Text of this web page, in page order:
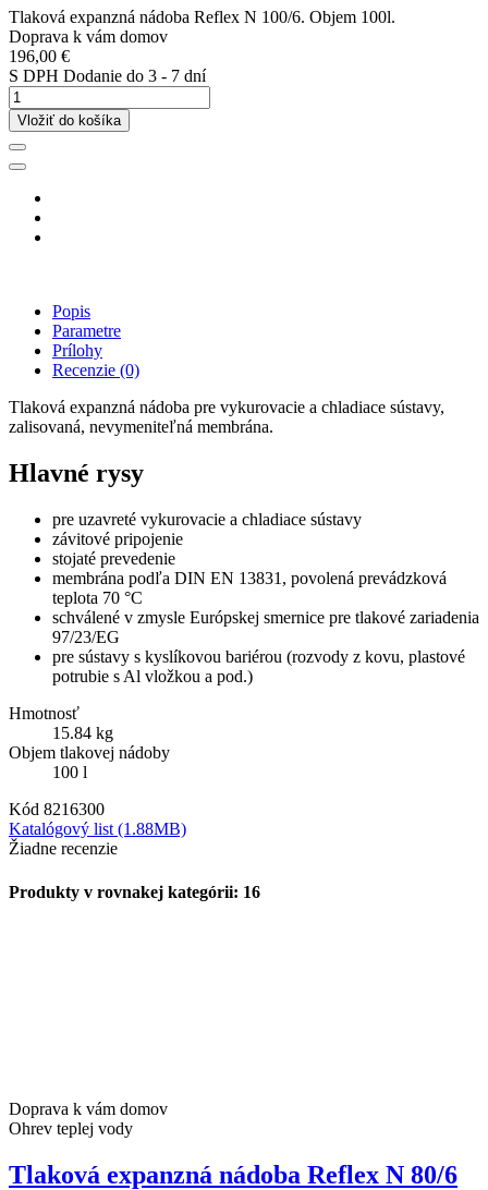
Tlaková expanzná nádoba Reflex N 100/6. Objem 100l.
Doprava k vám domov
196,00 €
S DPH Dodanie do 3 - 7 dní
Vložiť do košíka
Popis
Parametre
Prílohy
Recenzie (0)
Tlaková expanzná nádoba pre vykurovacie a chladiace sústavy,
zalisovaná, nevymeniteľná membrána.
Hlavné rysy
pre uzavreté vykurovacie a chladiace sústavy
závitové pripojenie
stojaté prevedenie
membrána podľa DIN EN 13831, povolená prevádzková
teplota 70 °C
schválené v zmysle Európskej smernice pre tlakové zariadenia
97/23/EG
pre sústavy s kyslíkovou bariérou (rozvody z kovu, plastové
potrubie s Al vložkou a pod.)
Hmotnosť
15.84 kg
Objem tlakovej nádoby
100 l
Kód 8216300
Katalógový list (1.88MB)
Žiadne recenzie
Produkty v rovnakej kategórii: 16
Doprava k vám domov
Ohrev teplej vody
Tlaková expanzná nádoba Reflex N 80/6